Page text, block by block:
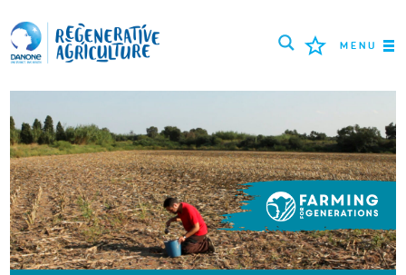
MENU
AGRICULTORES
MELHORES PRÁTICAS
FERRAMENTAS
LOGIN